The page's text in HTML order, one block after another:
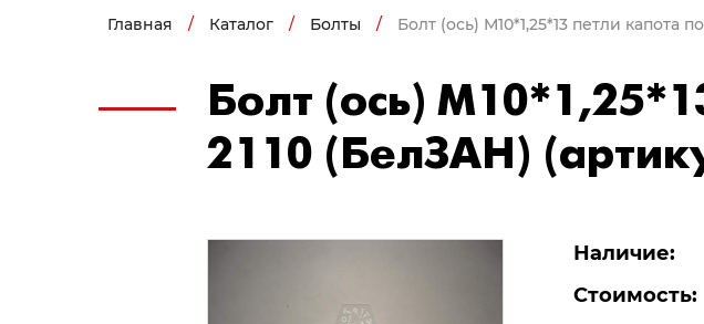
Главная / Каталог / Болты / Болт (ось) М10*1,25*13 петли капота
Болт (ось)
2110 (БелЗАН)
Наличие:
Стоимость: